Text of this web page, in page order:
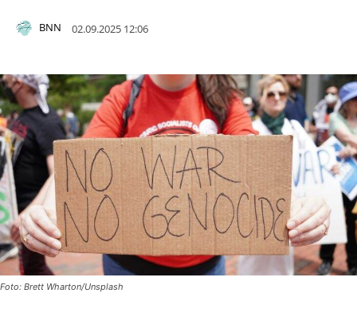
BNN 02.09.2025 12:06
Foto: Brett Wharton/Unsplash